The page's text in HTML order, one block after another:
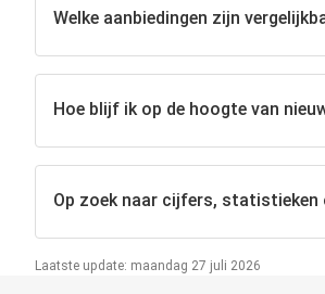
Welke aanbiedingen zijn
Hoe blijf ik op de hoogte van
Op zoek naar cijfers,
Laatste update: maandag 27 juli 2026